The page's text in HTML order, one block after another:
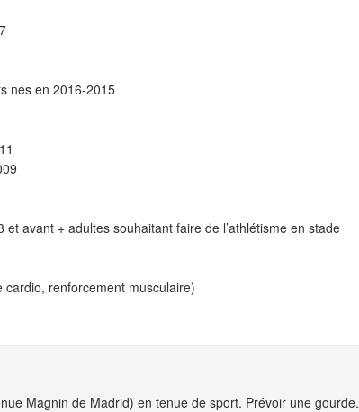
nés en 2016-2015
et avant + adultes souhaitant faire de l’athlétisme en stade
renforcement musculaire)
Magnin de Madrid) en tenue de sport. Prévoir une gourde.